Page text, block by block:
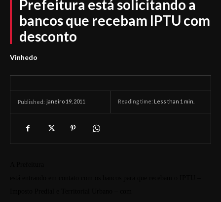
Prefeitura está solicitando a
bancos que recebam IPTU com
desconto
Vinhedo
Published: janeiro 19, 2011 Reading time: Less than 1 min.